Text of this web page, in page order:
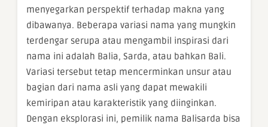
menyegarkan perspektif terhadap makna yang
dibawanya. Beberapa variasi nama yang mungkin
terdengar serupa atau mengambil inspirasi dari
nama ini adalah Balia, Sarda, atau bahkan Bali.
Variasi tersebut tetap mencerminkan unsur atau
bagian dari nama asli yang dapat mewakili
kemiripan atau karakteristik yang diinginkan.
Dengan eksplorasi ini, pemilik nama Balisarda bisa